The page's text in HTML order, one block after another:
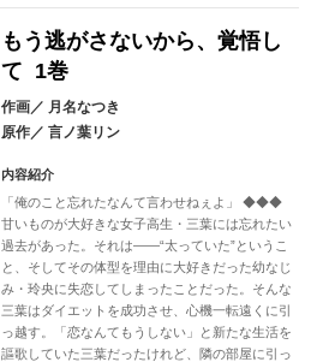
もう逃がさないから、覚悟し
て 1巻
作画／ 月名なつき
原作／ 言ノ葉リン
内容紹介
「俺のこと忘れたなんて言わせねぇよ」 ◆◆◆
甘いものが大好きな女子高生・三葉には忘れたい
過去があった。それは――“太っていた”というこ
と、そしてその体型を理由に大好きだった幼なじ
み・玲央に失恋してしまったことだった。そんな
三葉はダイエットを成功させ、心機一転遠くに引
っ越す。「恋なんてもうしない」と新たな生活を
謳歌していた三葉だったけれど、隣の部屋に引っ